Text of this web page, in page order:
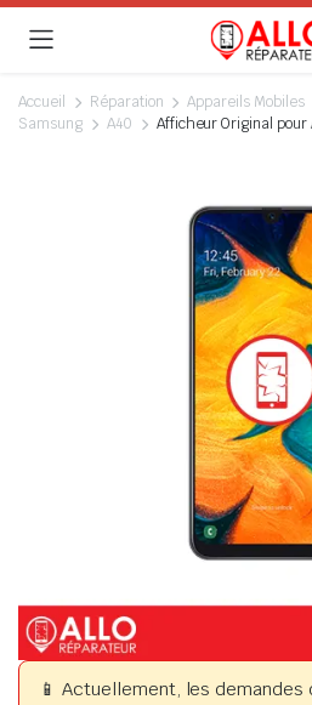
Accueil Réparation Appareils Mobiles
Samsung
A40 Afficheur Original pour
📱 Actuellement, les